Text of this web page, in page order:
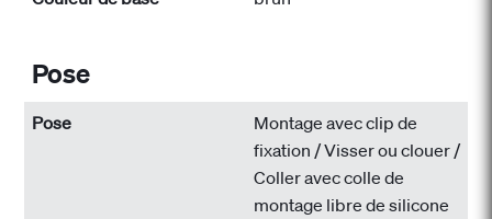
Pose
Pose
Montage avec clip de
fixation / Visser ou clouer /
Coller avec colle de
montage libre de silicone